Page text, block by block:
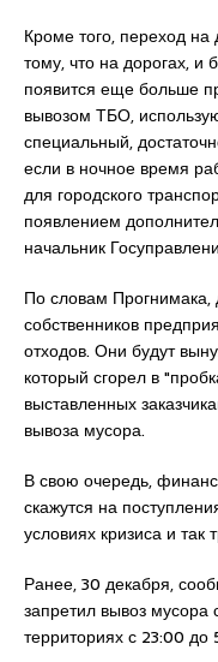
Кроме того, переход
тому, что на дорогах, и
появится еще больше
вывозом ТБО,
специальный,
если в ночное время
для городского
появлением
начальник
По словам Прогнимака,
собственников
отходов. Они будут
который сгорел в
выставленных
вывоза мусора.
В свою очередь,
скажутся на
условиях кризиса и
Ранее, 30 декабря,
запретил вывоз
территориях с 23:00 до